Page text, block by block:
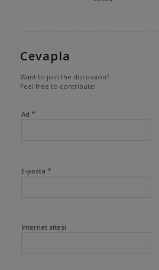
Cevapla
Want to join the discussion?
Feel free to contribute!
Ad *
E-posta *
İnternet sitesi